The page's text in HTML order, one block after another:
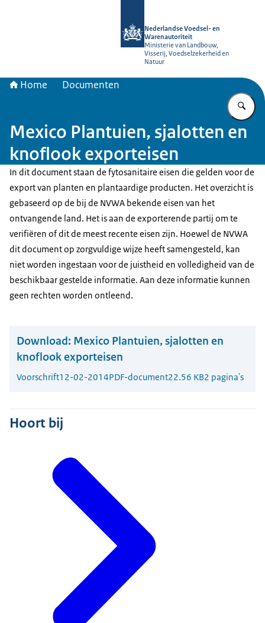
Nederlandse Voedsel- en
Warenautoriteit
Ministerie van Landbouw,
Visserij, Voedselzekerheid en
Natuur
Home Documenten
Mexico Plantuien, sjalotten en
knoflook exporteisen
In dit document staan de fytosanitaire eisen die gelden voor de
export van planten en plantaardige producten. Het overzicht is
gebaseerd op de bij de NVWA bekende eisen van het
ontvangende land. Het is aan de exporterende partij om te
verifiëren of dit de meest recente eisen zijn. Hoewel de NVWA
dit document op zorgvuldige wijze heeft samengesteld, kan
niet worden ingestaan voor de juistheid en volledigheid van de
beschikbaar gestelde informatie. Aan deze informatie kunnen
geen rechten worden ontleend.
Download: Mexico Plantuien, sjalotten en
knoflook exporteisen
Voorschrift12-02-2014PDF-document22.56 KB2 pagina's
Hoort bij